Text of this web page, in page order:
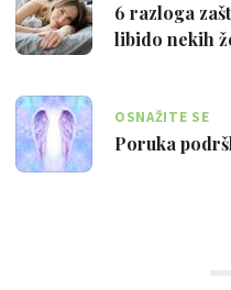
6 razloga
libido nekih
OSNAŽITE SE
Poruka